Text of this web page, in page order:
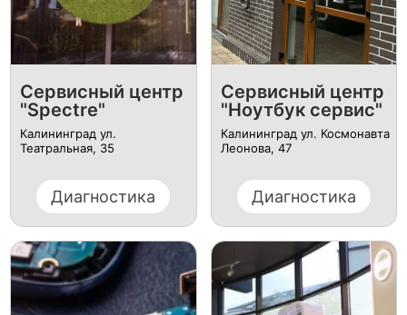
Сервисный центр
"Spectre"
Калининград ул.
Театральная, 35
Диагностика
Сервисный центр
"Ноутбук сервис"
Калининград ул. Космонавта
Леонова, 47
Диагностика